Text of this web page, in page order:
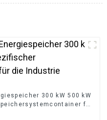
300 kW 500 kW
für